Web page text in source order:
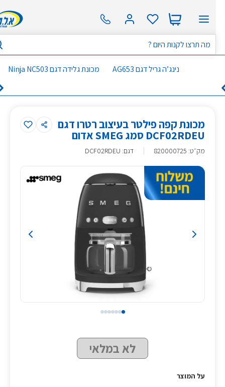
נינג’ה גריל דגם AG653 מכונת גלידה דגם Ninja NC503
מכונת קפה פילטר בעיצוב רטרו דגם
DCF02RDEU סמג SMEG אדום
מק״ט:
820000725 דגם: DCF02RDEU
לא במלאי
על המוצר